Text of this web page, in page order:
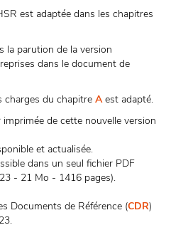
est adaptée dans les chapitres
la parution de la version
dans le document de
charges du chapitre Aest adapté.
de cette nouvelle version
et actualisée.
dans un seul fichier PDF
- 21 Mo - 1416 pages).
Documents de Référence (CDR)